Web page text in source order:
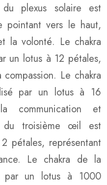
plexus solaire est
pointant vers le haut,
la volonté. Le chakra
un lotus à 12 pétales,
compassion. Le chakra
par un lotus à 16
communication et
du troisième œil est
pétales, représentant
Le chakra de la
par un lotus à 1000